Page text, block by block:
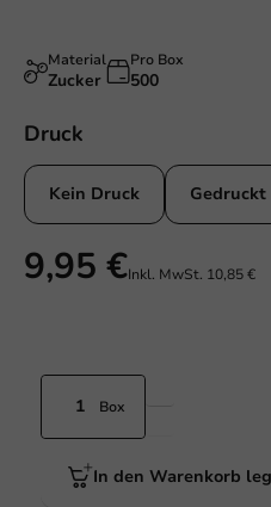
Material
Zucker
Pro Box
500
Druck
Kein Druck Gedruckt
9,95 €Inkl. MwSt. 10,85 €
Box
In den Warenkorb